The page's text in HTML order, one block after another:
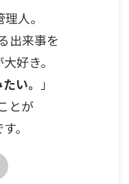
人。
出来事を
好き。
い。
」
とが
。